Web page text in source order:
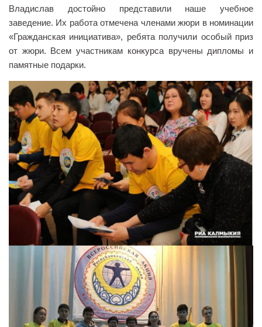
Образовательный кредит
Памятка обучающимся
КФ РГУ СоцТех
Педагогические чтения памяти Т.Н. Чедыровой
ПЦК
ДПО
Лицензия
Рабочие программы
Перечень ДПО
Музей КФ РГУ СоцТех
Материалы научно-практических конференций
Наставничество
Нормативные документы
Фото галерея
Наши выпускники
ФП “Молодые профессионалы”
Владислав достойно представили наше учебное
заведение. Их работа отмечена членами жюри в номинации
«Гражданская инициатива», ребята получили особый приз
от жюри. Всем участникам конкурса вручены дипломы и
памятные подарки.